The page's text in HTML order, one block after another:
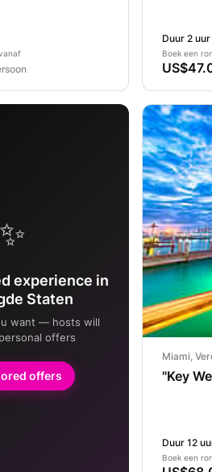
Duur 2 uur
Boek een
✨
experience in
Staten
want — hosts will
offers
offers
Miami,
"Key
Duur 12
Boek een